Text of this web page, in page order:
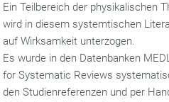
Ein Teilbereich der physikalischen
wird in diesem systemtischen
auf Wirksamkeit unterzogen.
Es wurde in den Datenbanken
for Systematic Reviews
den Studienreferenzen und per